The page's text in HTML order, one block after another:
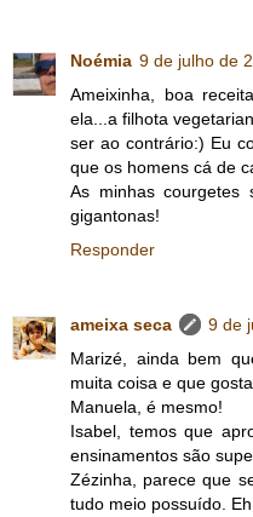
Noémia 9 de julho de
Ameixinha, boa
ela...a filhota
ser ao contrário:) Eu
que os homens cá de
As minhas courgetes
gigantonas!
Responder
ameixa seca
9 de
Marizé, ainda bem
muita coisa e que
Manuela, é mesmo!
Isabel, temos que
ensinamentos são
Zézinha, parece que
tudo meio possuído.